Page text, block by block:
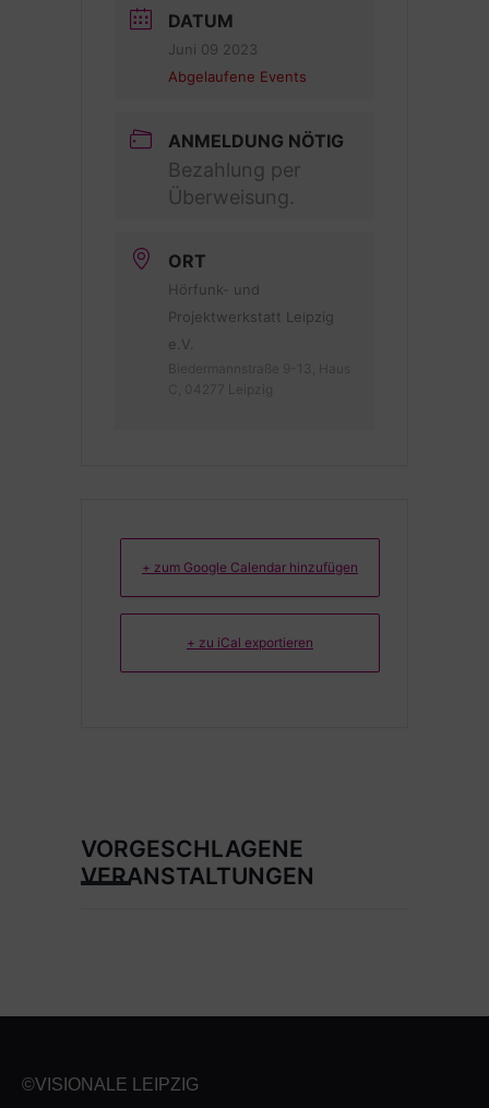
DATUM
Juni 09 2023
Abgelaufene Events
ANMELDUNG NÖTIG
Bezahlung per
Überweisung.
ORT
Hörfunk- und
Projektwerkstatt Leipzig
e.V.
+ zum Google Calendar hinzufügen
+ zu iCal exportieren
VORGESCHLAGENE
VERANSTALTUNGEN
©VISIONALE LEIPZIG